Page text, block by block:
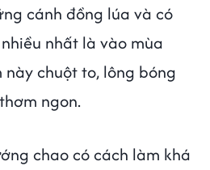
cánh đồng lúa và có
nhất là vào mùa
chuột to, lông bóng
ngon.
chao có cách làm khá